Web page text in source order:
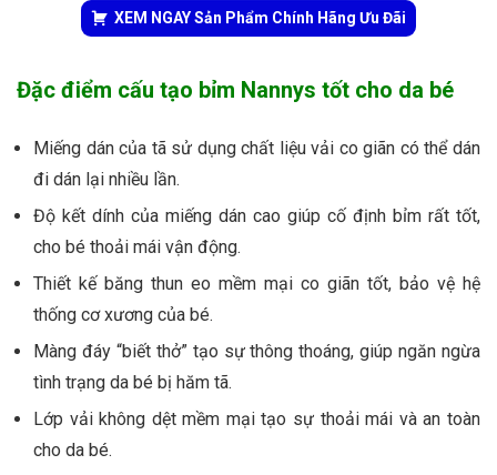
XEM NGAY Sản Phẩm Chính Hãng Ưu Đãi
Đặc điểm cấu tạo bỉm Nannys tốt cho da bé
Miếng dán của tã sử dụng chất liệu vải co giãn có thể dán
đi dán lại nhiều lần.
Độ kết dính của miếng dán cao giúp cố định bỉm rất tốt,
cho bé thoải mái vận động.
Thiết kế băng thun eo mềm mại co giãn tốt, bảo vệ hệ
thống cơ xương của bé.
Màng đáy “biết thở” tạo sự thông thoáng, giúp ngăn ngừa
tình trạng da bé bị hăm tã.
Lớp vải không dệt mềm mại tạo sự thoải mái và an toàn
cho da bé.